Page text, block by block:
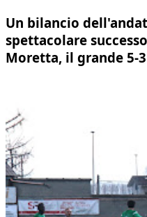
Un bilancio
spettacolare
Moretta, il grande 5-